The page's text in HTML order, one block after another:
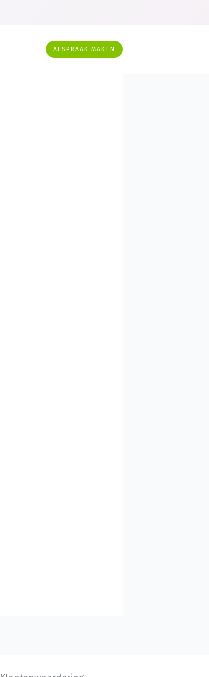
AFSPRAAK MAKEN